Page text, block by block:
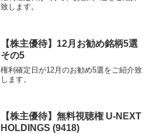
致します。
【株主優待】12月お勧め銘柄5選
その5
権利確定日が12月のお勧め5選をご紹介致
します。
【株主優待】無料視聴権 U-NEXT
HOLDINGS (9418)